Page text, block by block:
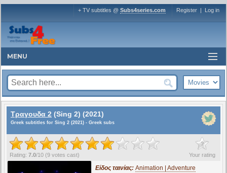
+ TV subtitles @ Subs4series.com Register | Log in
MENU
Τραγουδα 2 (Sing 2) (2021)
Greek subtitles for Sing 2 (2021) - Greek subs
?
Your rating
Rating: 7.0/10 (9 votes cast)
Είδος ταινίας: Animation | Adventure